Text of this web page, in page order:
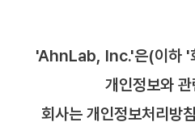
'AhnLab, Inc.'은(이하 '
개인정보와
회사는 개인정보처리방